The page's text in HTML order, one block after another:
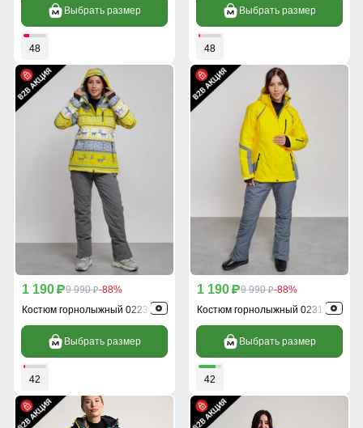
Выбрать размер
48
Выбрать размер
48
1 190 p9 990 p-88%
Костюм горнолыжный 022302J
Выбрать размер
42
1 190 p9 990 p-88%
Костюм горнолыжный 02316J
Выбрать размер
42